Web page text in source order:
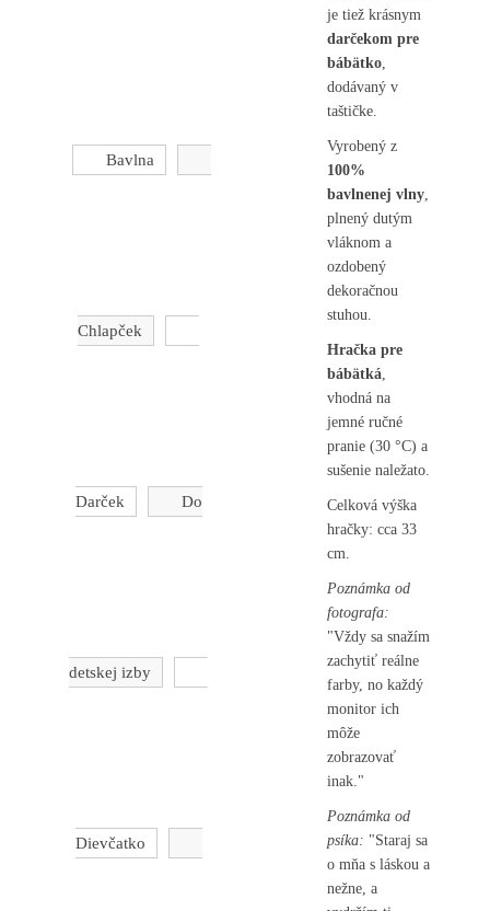
Bavlna
Chlapček
Darček Do
detskej izby
Dievčatko
je tiež krásnym
darčekom pre
bábätko,
dodávaný v
taštičke.
Vyrobený z
100%
bavlnenej vlny,
plnený dutým
vláknom a
ozdobený
dekoračnou
stuhou.
Hračka pre
bábätká,
vhodná na
jemné ručné
pranie (30 °C) a
sušenie naležato.
Celková výška
hračky: cca 33
cm.
Poznámka od
fotografa:
"Vždy sa snažím
zachytiť reálne
farby, no každý
monitor ich
môže
zobrazovať
inak."
Poznámka od
psíka: "Staraj sa
o mňa s láskou a
nežne, a